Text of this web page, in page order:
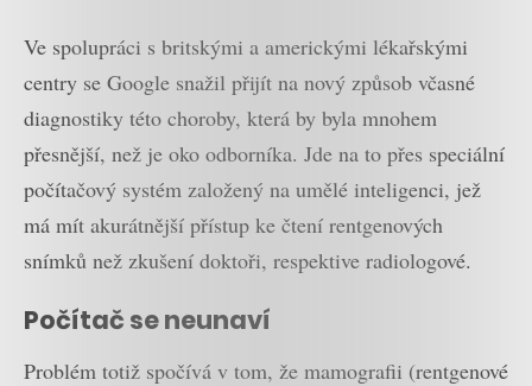
Ve spolupráci s britskými a americkými lékařskými
centry se Google snažil přijít na nový způsob včasné
diagnostiky této choroby, která by byla mnohem
přesnější, než je oko odborníka. Jde na to přes speciální
počítačový systém založený na umělé inteligenci, jež
má mít akurátnější přístup ke čtení rentgenových
snímků než zkušení doktoři, respektive radiologové.
Počítač se neunaví
Problém totiž spočívá v tom, že mamografii (rentgenové